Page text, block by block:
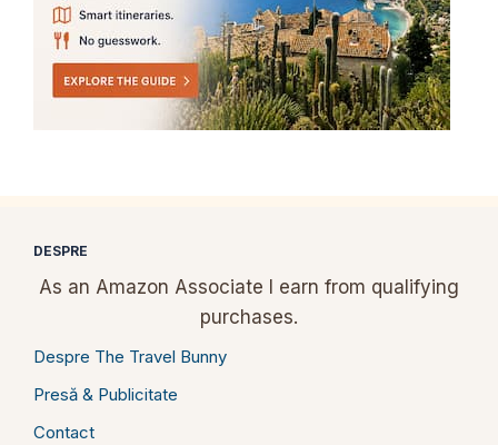
DESPRE
As an Amazon Associate I earn from qualifying
purchases.
Despre The Travel Bunny
Presă & Publicitate
Contact